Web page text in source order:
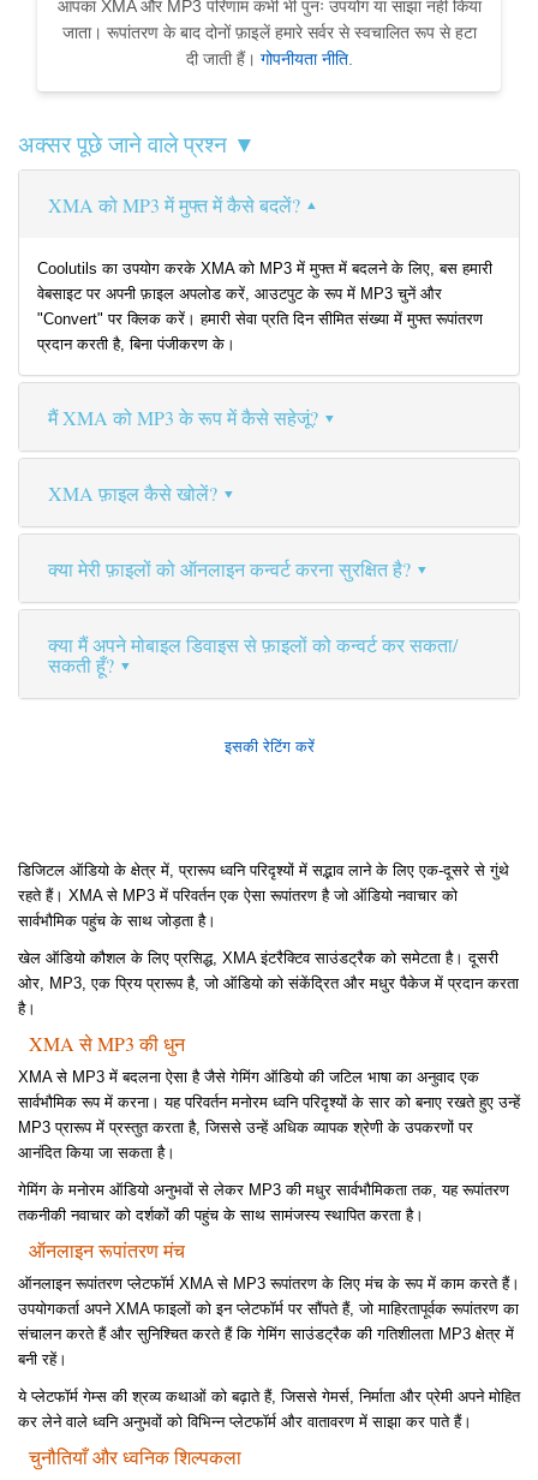
आपका XMA और MP3 परिणाम कभी भी पुनः उपयोग या साझा नहीं किया
जाता। रूपांतरण के बाद दोनों फ़ाइलें हमारे सर्वर से स्वचालित रूप से हटा
दी जाती हैं। गोपनीयता नीति.
अक्सर पूछे जाने वाले प्रश्न ▼
XMA को MP3 में मुफ्त में कैसे बदलें?
Coolutils का उपयोग करके XMA को MP3 में मुफ्त में बदलने के लिए, बस हमारी
वेबसाइट पर अपनी फ़ाइल अपलोड करें, आउटपुट के रूप में MP3 चुनें और
"Convert" पर क्लिक करें। हमारी सेवा प्रति दिन सीमित संख्या में मुफ्त रूपांतरण
प्रदान करती है, बिना पंजीकरण के।
मैं XMA को MP3 के रूप में कैसे सहेजूं?
XMA फ़ाइल कैसे खोलें?
क्या मेरी फ़ाइलों को ऑनलाइन कन्वर्ट करना सुरक्षित है?
क्या मैं अपने मोबाइल डिवाइस से फ़ाइलों को कन्वर्ट कर सकता/
सकती हूँ?
इसकी रेटिंग करें
डिजिटल ऑडियो के क्षेत्र में, प्रारूप ध्वनि परिदृश्यों में सद्भाव लाने के लिए एक-दूसरे से गुंथे
रहते हैं। XMA से MP3 में परिवर्तन एक ऐसा रूपांतरण है जो ऑडियो नवाचार को
सार्वभौमिक पहुंच के साथ जोड़ता है।
खेल ऑडियो कौशल के लिए प्रसिद्ध, XMA इंटरैक्टिव साउंडट्रैक को समेटता है। दूसरी
ओर, MP3, एक प्रिय प्रारूप है, जो ऑडियो को संकेंद्रित और मधुर पैकेज में प्रदान करता
है।
XMA से MP3 की धुन
XMA से MP3 में बदलना ऐसा है जैसे गेमिंग ऑडियो की जटिल भाषा का अनुवाद एक
सार्वभौमिक रूप में करना। यह परिवर्तन मनोरम ध्वनि परिदृश्यों के सार को बनाए रखते हुए उन्हें
MP3 प्रारूप में प्रस्तुत करता है, जिससे उन्हें अधिक व्यापक श्रेणी के उपकरणों पर
आनंदित किया जा सकता है।
गेमिंग के मनोरम ऑडियो अनुभवों से लेकर MP3 की मधुर सार्वभौमिकता तक, यह रूपांतरण
तकनीकी नवाचार को दर्शकों की पहुंच के साथ सामंजस्य स्थापित करता है।
ऑनलाइन रूपांतरण मंच
ऑनलाइन रूपांतरण प्लेटफॉर्म XMA से MP3 रूपांतरण के लिए मंच के रूप में काम करते हैं।
उपयोगकर्ता अपने XMA फाइलों को इन प्लेटफॉर्म पर सौंपते हैं, जो माहिरतापूर्वक रूपांतरण का
संचालन करते हैं और सुनिश्चित करते हैं कि गेमिंग साउंडट्रैक की गतिशीलता MP3 क्षेत्र में
बनी रहें।
ये प्लेटफॉर्म गेम्स की श्रव्य कथाओं को बढ़ाते हैं, जिससे गेमर्स, निर्माता और प्रेमी अपने मोहित
कर लेने वाले ध्वनि अनुभवों को विभिन्न प्लेटफॉर्म और वातावरण में साझा कर पाते हैं।
चुनौतियाँ और ध्वनिक शिल्पकला